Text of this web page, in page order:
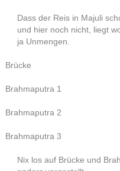
Dass der Reis in Majuli
und hier noch nicht, liegt
ja Unmengen.
Brücke
Brahmaputra 1
Brahmaputra 2
Brahmaputra 3
Nix los auf Brücke und